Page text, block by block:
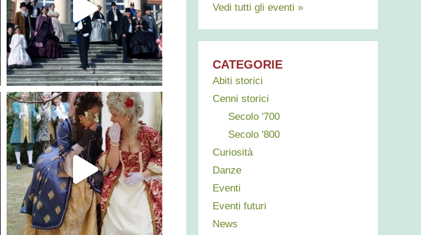
Vedi tutti gli eventi »
CATEGORIE
Abiti storici
Cenni storici
Secolo '700
Secolo '800
Curiosità
Danze
Eventi
Eventi futuri
News